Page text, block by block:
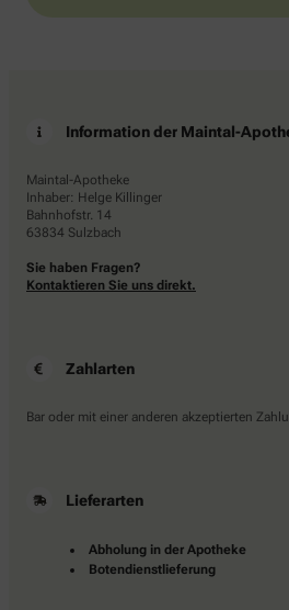
Information der Maintal-
Maintal-Apotheke
Inhaber: Helge Killinger
Bahnhofstr. 14
63834 Sulzbach
Sie haben Fragen?
Kontaktieren Sie uns direkt.
Zahlarten
Bar oder mit einer anderen akzeptierten
Lieferarten
Abholung in der Apotheke
Botendienstlieferung